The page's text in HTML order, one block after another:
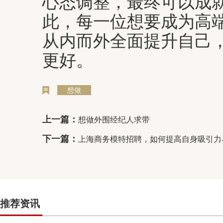
此，每一位想要成为高
从内而外全面提升自己
更好。
想做
上一篇： 想做外围经纪人求带
下一篇： 上海商务模特招聘，如何提高自身吸引
推荐资讯